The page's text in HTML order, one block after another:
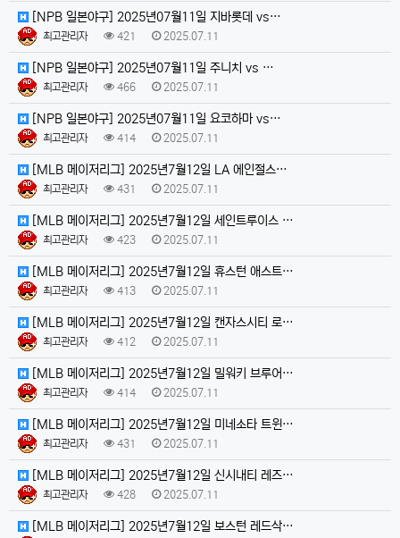
[NPB 일본야구] 2025년07월11일 지바롯데 vs…
최고관리자 421 2025.07.11
[NPB 일본야구] 2025년07월11일 주니치 vs …
최고관리자 466 2025.07.11
[NPB 일본야구] 2025년07월11일 요코하마 vs…
최고관리자 414 2025.07.11
[MLB 메이저리그] 2025년7월12일 LA 에인절스…
최고관리자 431 2025.07.11
[MLB 메이저리그] 2025년7월12일 세인트루이스 …
최고관리자 423 2025.07.11
[MLB 메이저리그] 2025년7월12일 휴스턴 애스트…
최고관리자 413 2025.07.11
[MLB 메이저리그] 2025년7월12일 캔자스시티 로…
최고관리자 412 2025.07.11
[MLB 메이저리그] 2025년7월12일 밀워키 브루어…
최고관리자 414 2025.07.11
[MLB 메이저리그] 2025년7월12일 미네소타 트윈…
최고관리자 431 2025.07.11
[MLB 메이저리그] 2025년7월12일 신시내티 레즈…
최고관리자 428 2025.07.11
[MLB 메이저리그] 2025년7월12일 보스턴 레드삭…